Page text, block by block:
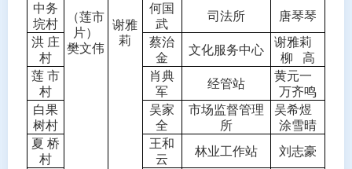
（莲市
片）
樊文伟
谢雅
莉
中务
垸村
何国
武
司法所
唐琴琴
洪 庄
村
蔡治
金
文化服务中心
谢雅莉
柳
高
莲 市
村
肖典
军
经管站
黄元一
万齐鸣
白果
树村
吴家
全
市场监督管理
所
吴希煜
涂雪晴
夏 桥
村
王和
云
林业工作站
刘志豪